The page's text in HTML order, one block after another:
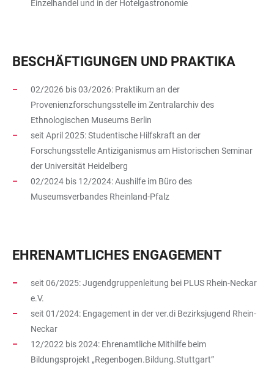
Einzelhandel und in der Hotelgastronomie
BESCHÄFTIGUNGEN UND PRAKTIKA
02/2026 bis 03/2026: Praktikum an der
Provenienzforschungsstelle im Zentralarchiv des
Ethnologischen Museums Berlin
seit April 2025: Studentische Hilfskraft an der
Forschungsstelle Antiziganismus am Historischen Seminar
der Universität Heidelberg
02/2024 bis 12/2024: Aushilfe im Büro des
Museumsverbandes Rheinland-Pfalz
EHRENAMTLICHES ENGAGEMENT
seit 06/2025: Jugendgruppenleitung bei PLUS Rhein-Neckar
e.V.
seit 01/2024: Engagement in der ver.di Bezirksjugend Rhein-
Neckar
12/2022 bis 2024: Ehrenamtliche Mithilfe beim
Bildungsprojekt „Regenbogen.Bildung.Stuttgart”